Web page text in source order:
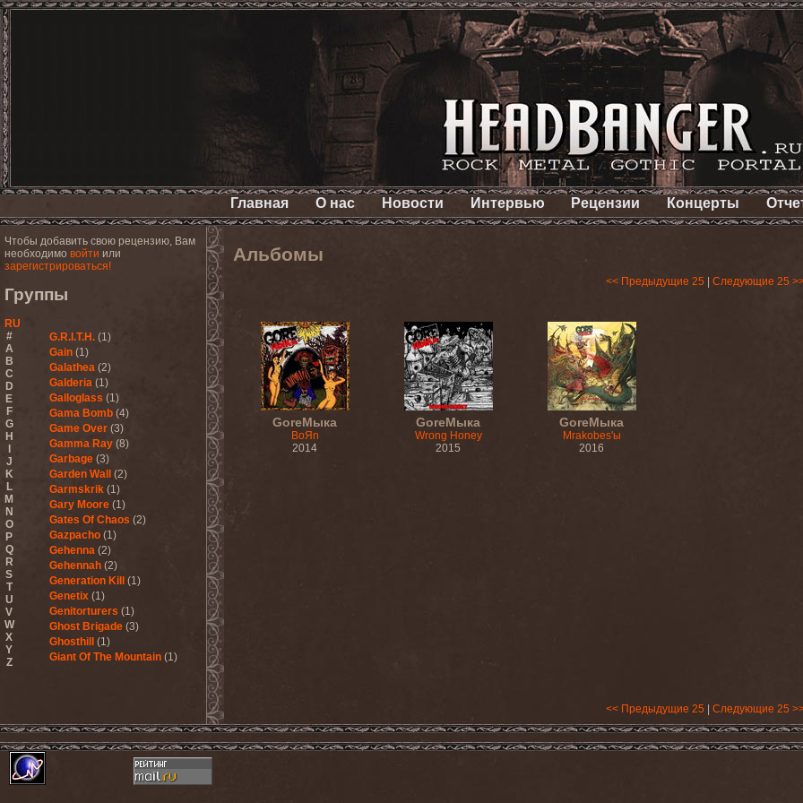
Главная О нас Новости Интервью Рецензии Концерты
Чтобы добавить свою рецензию, Вам
необходимо войти или
зарегистрироваться!
Группы
RU
#
A
B
C
D
E
F
G
H
J
K
L
M
N
O
P
Q
R
S
T
U
V
W
X
Y
Z
G.R.I.T.H. (1)
Gain (1)
Galathea (2)
Galderia (1)
Galloglass (1)
Gama Bomb (4)
Game Over (3)
Gamma Ray (8)
Garbage (3)
Garden Wall
(2)
Garmskrik (1)
Gary Moore (1)
Gates Of Chaos (2)
Gazpacho (1)
Gehenna (2)
Gehennah (2)
Generation Kill
(1)
Genetix (1)
Genitorturers (1)
Ghost Brigade (3)
Ghosthill
(1)
Giant Of The Mountain (1)
Glenn Hughes (2)
Glittertind (2)
(1)
Альбомы
<< Предыдущие 25 Следующие 25
GoreМыка
BoЯn
2014
GoreМыка
Wrong Honey
2015
GoreМыка
Mrakobes'ы
2016
<< Предыдущие 25 Следующие 25